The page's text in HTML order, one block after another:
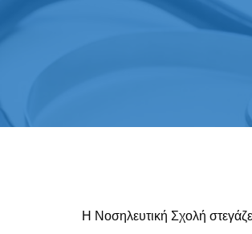
Η Νοσηλευτική Σχολή